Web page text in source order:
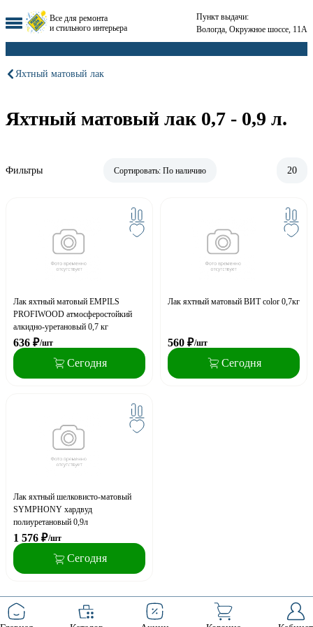
Все для ремонта
и стильного интерьера
Пункт выдачи:
Вологда, Окружное шоссе, 11А
Яхтный матовый лак
Яхтный матовый лак 0,7 - 0,9 л.
Фильтры Сортировать: По наличию 20
Лак яхтный матовый EMPILS
PROFIWOOD атмосферостойкий
алкидно-уретановый 0,7 кг
636 ₽/шт
Сегодня
Лак яхтный матовый ВИТ color 0,7кг
560 ₽/шт
Сегодня
Лак яхтный шелковисто-матовый
SYMPHONY хардвуд
полиуретановый 0,9л
1 576 ₽/шт
Сегодня